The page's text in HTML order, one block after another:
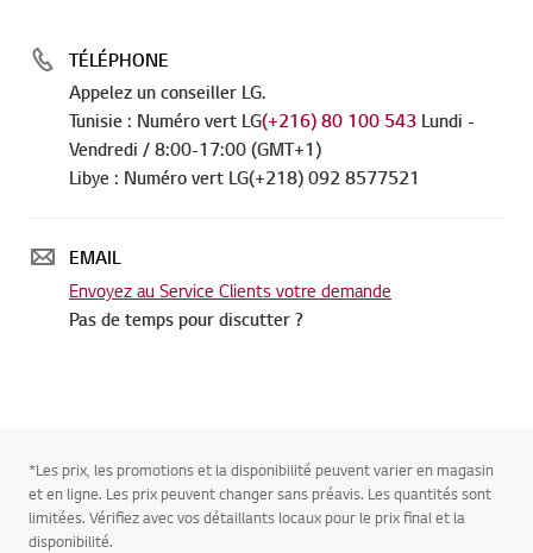
TÉLÉPHONE
Appelez un conseiller LG.
Tunisie : Numéro vert LG(+216) 80 100 543 Lundi -
Vendredi / 8:00-17:00 (GMT+1)
Libye : Numéro vert LG(+218) 092 8577521
EMAIL
Envoyez au Service Clients votre demande
Pas de temps pour discutter ?
*Les prix, les promotions et la disponibilité peuvent varier en magasin
et en ligne. Les prix peuvent changer sans préavis. Les quantités sont
limitées. Vérifiez avec vos détaillants locaux pour le prix final et la
disponibilité.